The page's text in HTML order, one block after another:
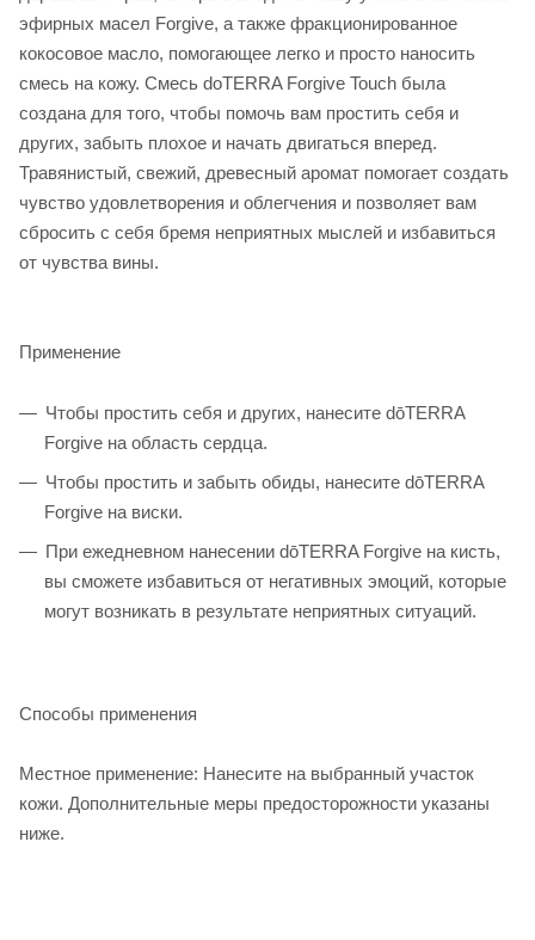
эфирных масел Forgive, а также фракционированное
кокосовое масло, помогающее легко и просто наносить
смесь на кожу. Смесь doTERRA Forgive Touch была
создана для того, чтобы помочь вам простить себя и
других, забыть плохое и начать двигаться вперед.
Травянистый, свежий, древесный аромат помогает создать
чувство удовлетворения и облегчения и позволяет вам
сбросить с себя бремя неприятных мыслей и избавиться
от чувства вины.
Применение
Чтобы простить себя и других, нанесите dōTERRA
Forgive на область сердца.
Чтобы простить и забыть обиды, нанесите dōTERRA
Forgive на виски.
При ежедневном нанесении dōTERRA Forgive на кисть,
вы сможете избавиться от негативных эмоций, которые
могут возникать в результате неприятных ситуаций.
Способы применения
Местное применение: Нанесите на выбранный участок
кожи. Дополнительные меры предосторожности указаны
ниже.